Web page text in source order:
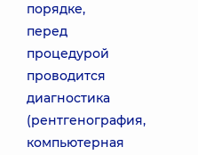
порядке,
перед
процедурой
проводится
диагностика
(рентгенография,
компьютерная